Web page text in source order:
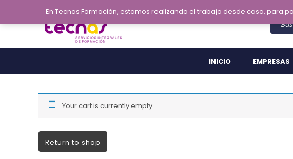
INICIO EMPRESAS
Your cart is currently empty.
Return to shop
En Tecnas Formación, estamos realizando el trabajo desde casa, para